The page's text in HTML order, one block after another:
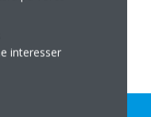
interesser